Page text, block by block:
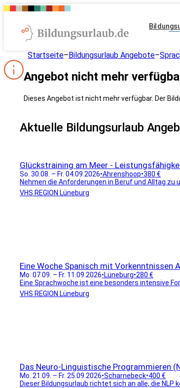
Startseite–Bildungsurlaub Angebote–
Angebot nicht mehr
Dieses Angebot ist nicht mehr verfügbar. Der
Aktuelle Bildungsurlaub
Glückstraining am Meer -
So. 30.08. – Fr. 04.09.2026•Ahrenshoop•380 €
Nehmen die Anforderungen in Beruf und Alltag zu
VHS REGION Lüneburg
Eine Woche Spanisch mit Vorkenntnissen
Mo. 07.09. – Fr. 11.09.2026•Lüneburg•280 €
Eine Sprachwoche ist eine besonders intensive
VHS REGION Lüneburg
Das Neuro-Linguistische Programmieren
Mo. 21.09. – Fr. 25.09.2026•Scharnebeck•400 €
Dieser Bildungsurlaub richtet sich an alle, die NLP